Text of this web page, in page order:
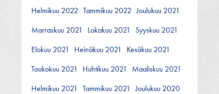
Helmikuu 2022 Tammikuu 2022 Joulukuu 2021
Marraskuu 2021
Lokakuu 2021
Syyskuu 2021
Elokuu 2021
Heinäkuu 2021
Kesäkuu 2021
Toukokuu 2021
Huhtikuu 2021
Maaliskuu 2021
Helmikuu 2021
Tammikuu 2021
Joulukuu 2020